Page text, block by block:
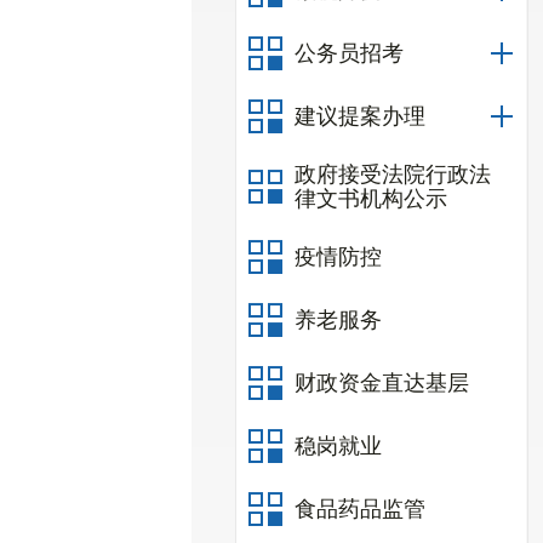
公务员招考
建议提案办理
政府接受法院行政法
律文书机构公示
疫情防控
养老服务
财政资金直达基层
稳岗就业
食品药品监管